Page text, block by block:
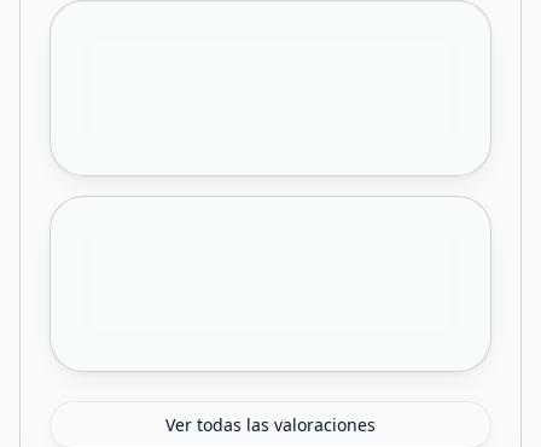
Ver todas las valoraciones